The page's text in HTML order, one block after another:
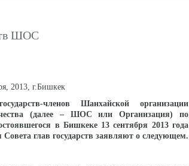
ШОС
2013, г.Бишкек
членов Шанхайской организации
(далее – ШОС или Организация) по
в Бишкеке 13 сентября 2013 года
Совета глав государств заявляют о следующем.